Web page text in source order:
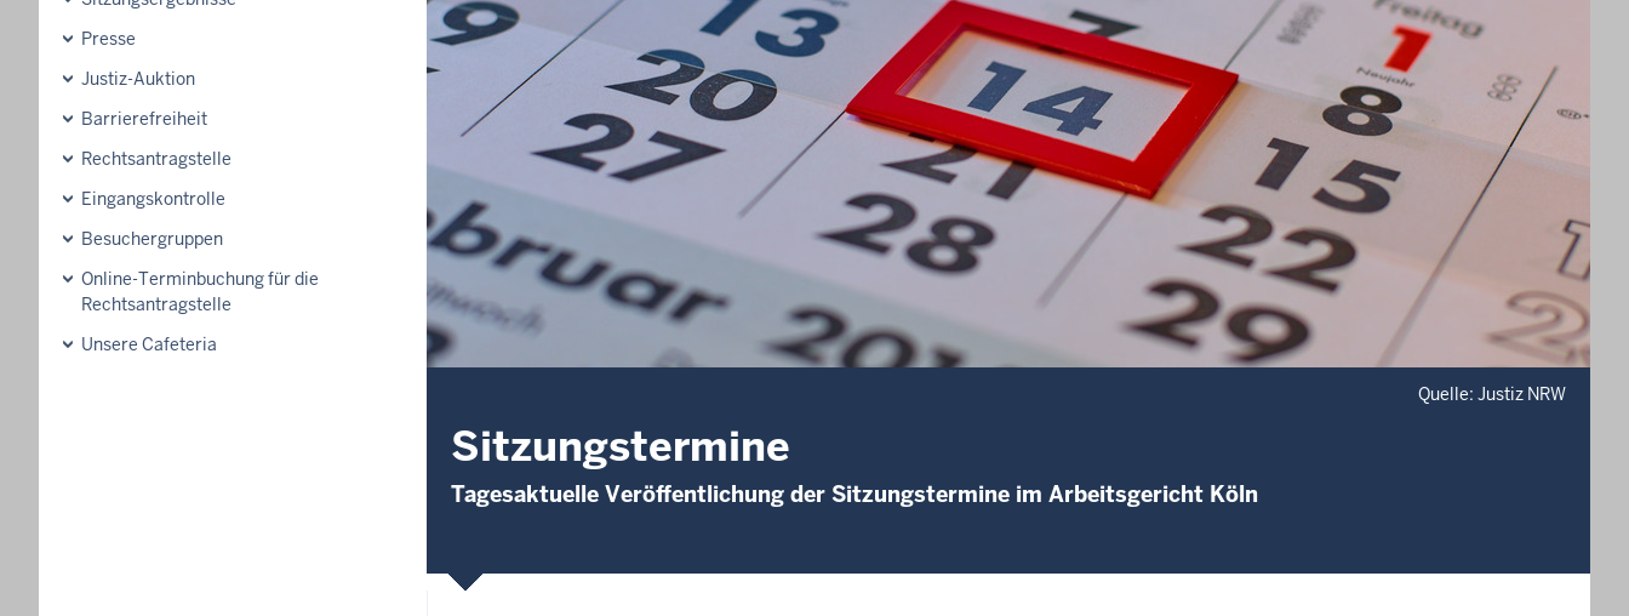
Presse
Justiz-Auktion
Barrierefreiheit
Rechtsantragstelle
Eingangskontrolle
Besuchergruppen
Online-Terminbuchung für die
Rechtsantragstelle
Unsere Cafeteria
Quelle: Justiz NRW
Sitzungstermine
Tagesaktuelle Veröffentlichung der Sitzungstermine im Arbeitsgericht Köln